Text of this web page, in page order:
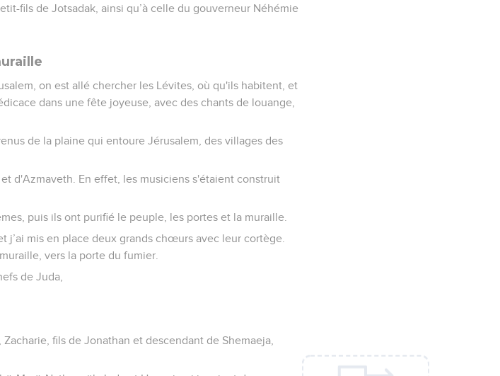
fils de Jotsadak, ainsi qu’à celle du gouverneur Néhémie
on est allé chercher les Lévites, où qu'ils habitent, et
dans une fête joyeuse, avec des chants de louange,
de la plaine qui entoure Jérusalem, des villages des
d'Azmaveth. En effet, les musiciens s'étaient construit
puis ils ont purifié le peuple, les portes et la muraille.
j’ai mis en place deux grands chœurs avec leur cortège.
vers la porte du fumier.
de Juda,
fils de Jonathan et descendant de Shemaeja,